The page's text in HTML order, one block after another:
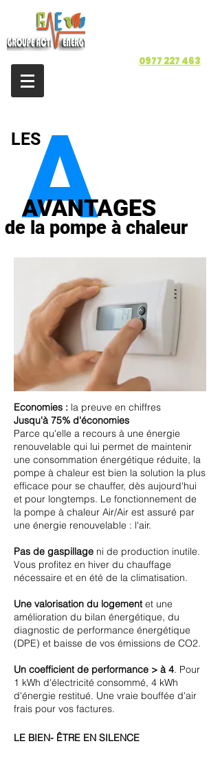
0977 227 463
LES
A
AVANTAGES
de la pompe à chaleur
Economies : la preuve en chiffres
Jusqu'à 75% d'économies
Parce qu'elle a recours à une énergie
renouvelable qui lui permet de maintenir
une consommation énergétique réduite, la
pompe à chaleur est bien la solution la plus
efficace pour se chauffer, dès aujourd'hui
et pour longtemps. Le fonctionnement de
la pompe à chaleur Air/Air est assuré par
une énergie renouvelable : l'air.
Pas de gaspillage ni de production inutile.
Vous profitez en hiver du chauffage
nécessaire et en été de la climatisation.
Une valorisation du logementet une
amélioration du bilan énergétique, du
diagnostic de performance énergétique
(DPE) et baisse de vos émissions de CO2.
Un coefficient de performance > à 4. Pour
1 kWh d'électricité consommé, 4 kWh
d'énergie restitué. Une vraie bouffée d'air
frais pour vos factures.
LE BIEN- ÊTRE EN SILENCE